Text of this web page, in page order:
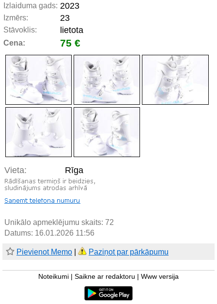
Izlaiduma gads: 2023
Izmērs: 23
Stāvoklis: lietota
Cena: 75 €
Vieta: Rīga
Unikālo apmeklējumu skaits: 72
Datums: 16.01.2026 11:56
Pievienot Memo Paziņot par pārkāpumu
Noteikumi Saikne ar redaktoru Www versija